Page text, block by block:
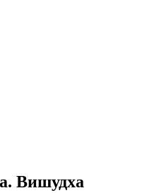
Вишудха